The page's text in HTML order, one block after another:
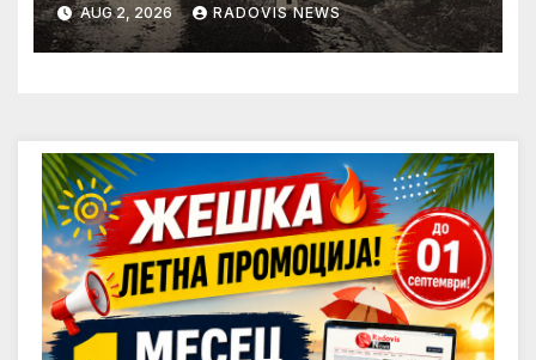
AUG 2, 2026 RADOVIS NEWS